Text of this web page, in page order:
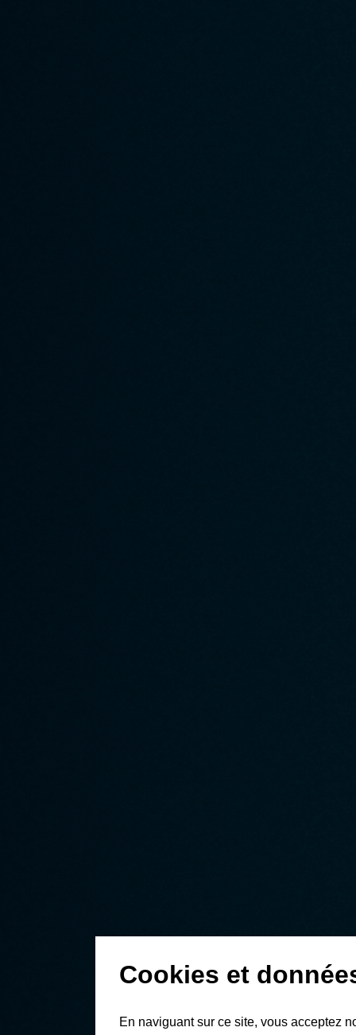
Cookies et
En naviguant sur ce site, vous acceptez